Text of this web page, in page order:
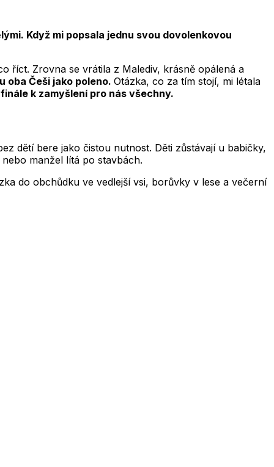
Když mi popsala jednu svou dovolenkovou
říct. Zrovna se vrátila z Malediv, krásně opálená a
oba Češi jako poleno. Otázka, co za tím stojí, mi létala
k zamyšlení pro nás všechny.
dětí bere jako čistou nutnost. Děti zůstávají u babičky,
manžel lítá po stavbách.
do obchůdku ve vedlejší vsi, borůvky v lese a večerní